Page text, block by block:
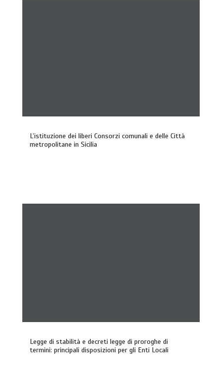
L’istituzione dei liberi Consorzi comunali e delle Città
metropolitane in Sicilia
Legge di stabilità e decreti legge di proroghe di
termini: principali disposizioni per gli Enti Locali